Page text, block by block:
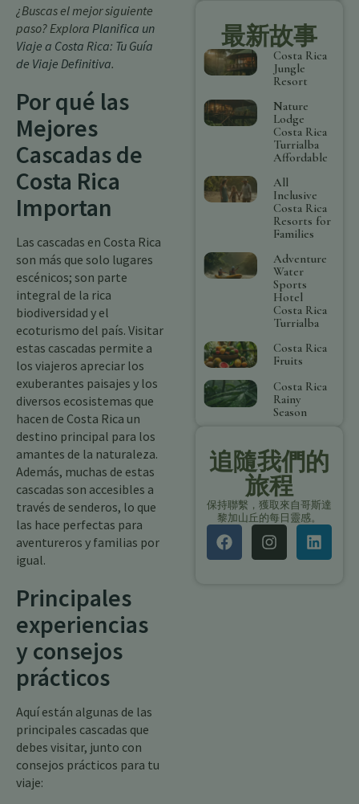
¿Buscas el mejor siguiente
paso? Explora Planifica un
Viaje a Costa Rica: Tu Guía
de Viaje Definitiva.
Por qué las
Mejores
Cascadas de
Costa Rica
Importan
Las cascadas en Costa Rica
son más que solo lugares
escénicos; son parte
integral de la rica
biodiversidad y el
ecoturismo del país. Visitar
estas cascadas permite a
los viajeros apreciar los
exuberantes paisajes y los
diversos ecosistemas que
hacen de Costa Rica un
destino principal para los
amantes de la naturaleza.
Además, muchas de estas
cascadas son accesibles a
través de senderos, lo que
las hace perfectas para
aventureros y familias por
igual.
Principales
experiencias
y consejos
prácticos
Aquí están algunas de las
principales cascadas que
debes visitar, junto con
consejos prácticos para tu
viaje:
最新故事
Costa Rica
Jungle
Resort
Nature
Lodge
Costa Rica
Turrialba
Affordable
All
Inclusive
Costa Rica
Resorts for
Families
Adventure
Water
Sports
Hotel
Costa Rica
Turrialba
Costa Rica
Fruits
Costa Rica
Rainy
Season
追隨我們的
旅程
保持聯繫，獲取來自哥斯達
黎加山丘的每日靈感。